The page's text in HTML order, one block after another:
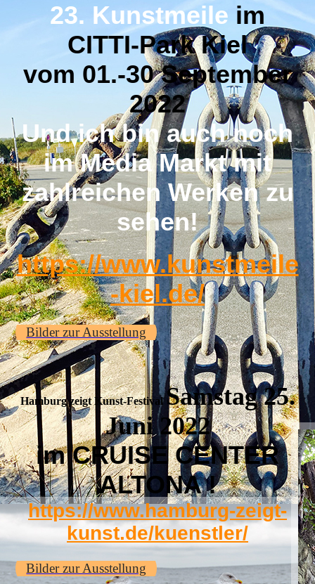
23. Kunstmeile im
CITTI-Park Kiel
vom 01.-30 September
2022
Und ich bin auch noch
im Media Marktmit
zahlreichen Werken zu
sehen!
https://www.kunstmeile
-kiel.de/
Bilder zur Ausstellung
Hamburg zeigt Kunst-Festival Samstag 25.
Juni 2022
im CRUISE CENTER
ALTONA !
https://www.hamburg-zeigt-
kunst.de/kuenstler/
Bilder zur Ausstellung